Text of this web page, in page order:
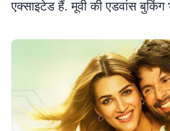
एक्साइटेड हैं. मूवी की एडवांस बुकिंग